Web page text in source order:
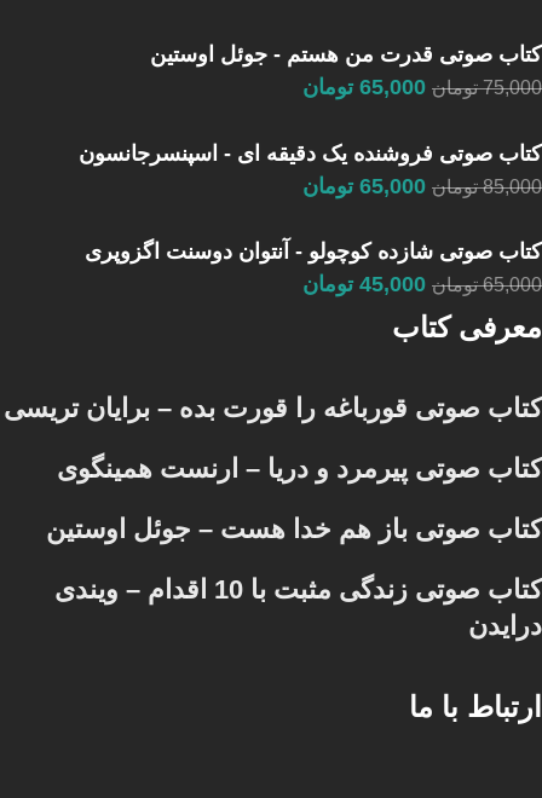
کتاب صوتی قدرت من هستم - جوئل اوستین
75,000 تومان 65,000 تومان
کتاب صوتی فروشنده یک دقیقه ای - اسپنسرجانسون
85,000 تومان 65,000 تومان
کتاب صوتی شازده کوچولو - آنتوان دوسنت اگزوپری
65,000 تومان 45,000 تومان
معرفی کتاب
کتاب صوتی قورباغه را قورت بده – برایان تریسی
کتاب صوتی پیرمرد و دریا – ارنست همینگوی
کتاب صوتی باز هم خدا هست – جوئل اوستین
کتاب صوتی زندگی مثبت با 10 اقدام – ویندی
درایدن
ارتباط با ما